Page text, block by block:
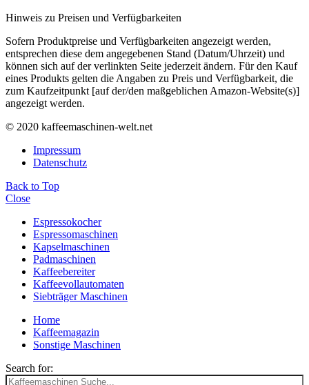
Hinweis zu Preisen und Verfügbarkeiten
Sofern Produktpreise und Verfügbarkeiten angezeigt werden,
entsprechen diese dem angegebenen Stand (Datum/Uhrzeit) und
können sich auf der verlinkten Seite jederzeit ändern. Für den Kauf
eines Produkts gelten die Angaben zu Preis und Verfügbarkeit, die
zum Kaufzeitpunkt [auf der/den maßgeblichen Amazon-Website(s)]
angezeigt werden.
© 2020 kaffeemaschinen-welt.net
Impressum
Datenschutz
Back to Top
Close
Espressokocher
Espressomaschinen
Kapselmaschinen
Padmaschinen
Kaffeebereiter
Kaffeevollautomaten
Siebträger Maschinen
Home
Kaffeemagazin
Sonstige Maschinen
Search for: